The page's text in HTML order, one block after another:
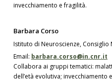
invecchiamento e fragilità.
Barbara Corso
Istituto di Neuroscienze, Consiglio
Email: barbara.corso@in.cnr.it
Collabora ai gruppi tematici:
dell’età evolutiva; invecchiamento